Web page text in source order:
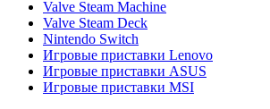
Valve Steam Machine
Valve Steam Deck
Nintendo Switch
Игровые приставки Lenovo
Игровые приставки ASUS
Игровые приставки MSI